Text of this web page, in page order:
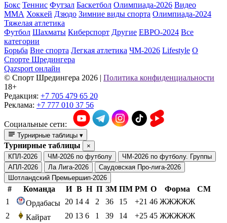
Бокс Теннис Футзал Баскетбол Олимпиада-2026 Видео
ММА Хоккей Дзюдо Зимние виды спорта Олимпиада-2024
Тяжелая атлетика
Футбол Шахматы Киберспорт Другие ЕВРО-2024 Все
категории
Борьба Вне спорта Легкая атлетика ЧМ-2026 Lifestyle О
Спорте Шредингера
Qazsport онлайн
© Cпорт Шредингера 2026 | Политика конфиденциальности
18+
Редакция: +7 705 479 65 20
Реклама: +7 777 010 37 56
Социальные сети:
Турнирные таблицы ▾
Турнирные таблицы
×
КПЛ-2026
ЧМ-2026 по футболу
ЧМ-2026 по футболу. Группы
АПЛ-2026
Ла Лига-2026
Саудовская Про-лига-2026
Шотландский Премьершип-2026
# Команда И В Н П ЗМ ПМ РМ О Форма
СМ
1
Ордабасы 20 14 4 2 36 15 +21 46 ЖЖЖЖЖ
2
Кайрат 20 13 6 1 39 14 +25 45 ЖЖЖЖЖ